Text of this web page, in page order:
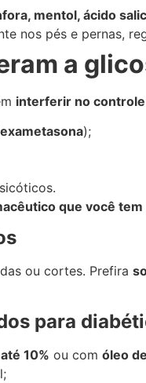
mentol, ácido
nos pés e pernas,
a
interferir no
);
que você
ou cortes. Prefira
para
10% ou com óleo